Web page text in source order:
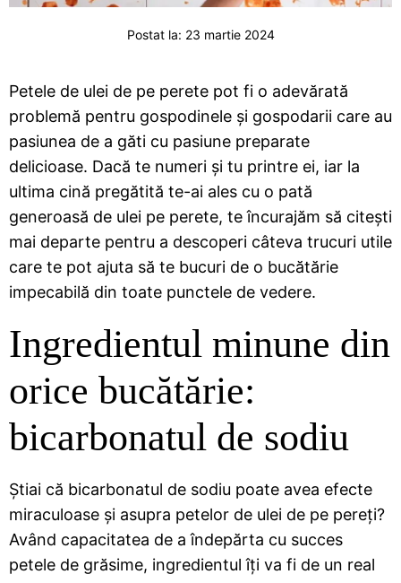
Postat la: 23 martie 2024
Petele de ulei de pe perete pot fi o adevărată
problemă pentru gospodinele și gospodarii care au
pasiunea de a găti cu pasiune preparate
delicioase. Dacă te numeri și tu printre ei, iar la
ultima cină pregătită te-ai ales cu o pată
generoasă de ulei pe perete, te încurajăm să citești
mai departe pentru a descoperi câteva trucuri utile
care te pot ajuta să te bucuri de o bucătărie
impecabilă din toate punctele de vedere.
Ingredientul minune din
orice bucătărie:
bicarbonatul de sodiu
Știai că bicarbonatul de sodiu poate avea efecte
miraculoase și asupra petelor de ulei de pe pereți?
Având capacitatea de a îndepărta cu succes
petele de grăsime, ingredientul îți va fi de un real